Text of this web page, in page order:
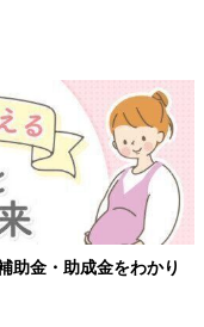
助金・助成金をわかり